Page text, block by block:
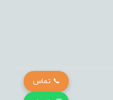
📞 تماس